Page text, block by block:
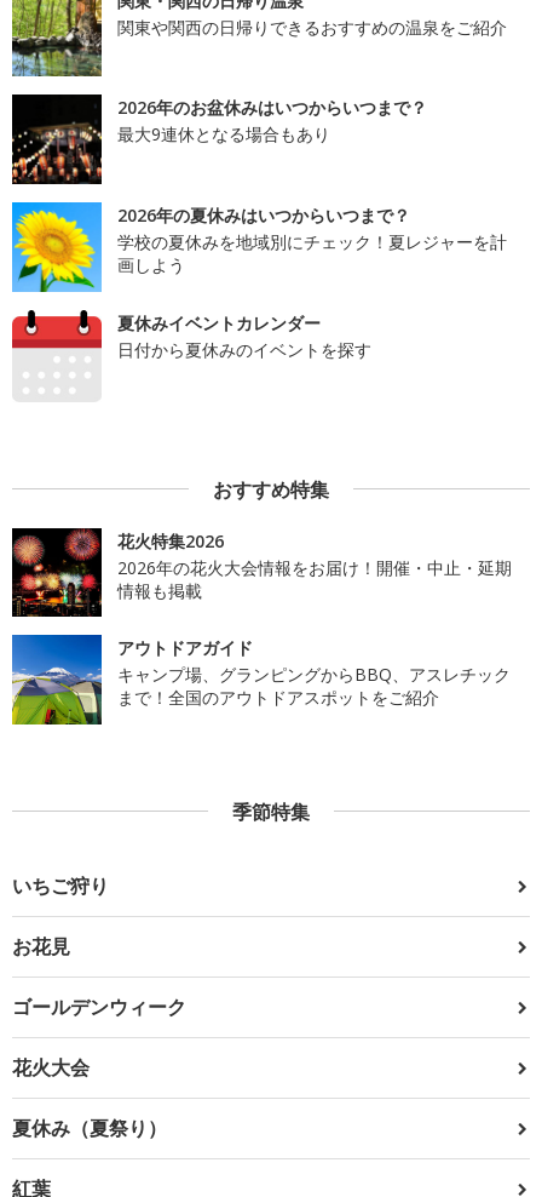
関東や関西の日帰りできるおすすめの温泉をご紹介
2026年のお盆休みはいつからいつまで？
最大9連休となる場合もあり
2026年の夏休みはいつからいつまで？
学校の夏休みを地域別にチェック！夏レジャーを計
画しよう
夏休みイベントカレンダー
日付から夏休みのイベントを探す
おすすめ特集
花火特集2026
2026年の花火大会情報をお届け！開催・中止・延期
情報も掲載
アウトドアガイド
キャンプ場、グランピングからBBQ、アスレチック
まで！全国のアウトドアスポットをご紹介
季節特集
いちご狩り
お花見
ゴールデンウィーク
花火大会
夏休み（夏祭り）
紅葉